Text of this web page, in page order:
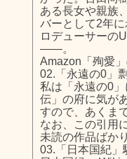
ある長女や親族
バーとして2年
ロデューサーの
――。
Amazon「殉愛
02.「永遠の0」
私は「永遠の0
伝」の府に気が
すので、あくま
なお、この引用
未読の作品ばか
03.「日本国紀」